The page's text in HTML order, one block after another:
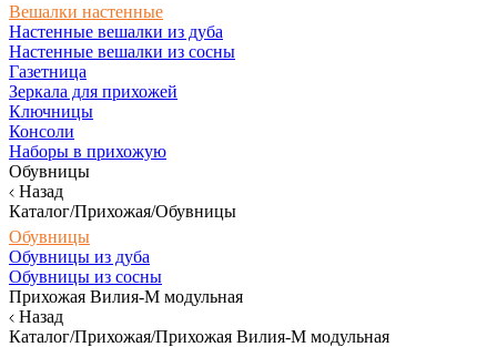
Вешалки настенные
Настенные вешалки из дуба
Настенные вешалки из сосны
Газетница
Зеркала для прихожей
Ключницы
Консоли
Наборы в прихожую
Обувницы
Назад
Каталог/Прихожая/Обувницы
Обувницы
Обувницы из дуба
Обувницы из сосны
Прихожая Вилия-М модульная
Назад
Каталог/Прихожая/Прихожая Вилия-М модульная